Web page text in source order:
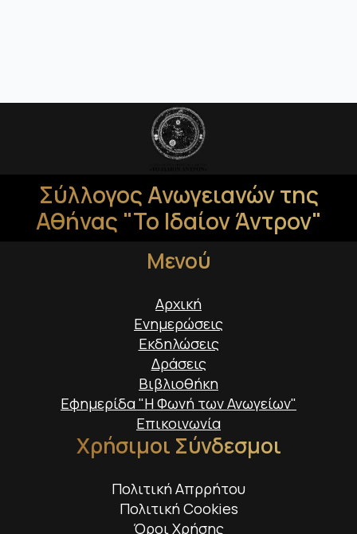
Σύλλογος Ανωγειανών της
Αθήνας "Το Ιδαίον Άντρον"
Μενού
Αρχική
Ενημερώσεις
Εκδηλώσεις
Δράσεις
Βιβλιοθήκη
Εφημερίδα "Η Φωνή των Ανωγείων"
Επικοινωνία
Χρήσιμοι Σύνδεσμοι
Πολιτική Απρρήτου
Πολιτική Cookies
Όροι Χρήσης